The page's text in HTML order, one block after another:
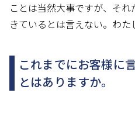
ことは当然大事ですが、そ
きているとは言えない。わた
これまでにお客様に
とはありますか。